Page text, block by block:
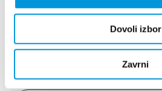
Dovoli izbor
Zavrni
E-mail*